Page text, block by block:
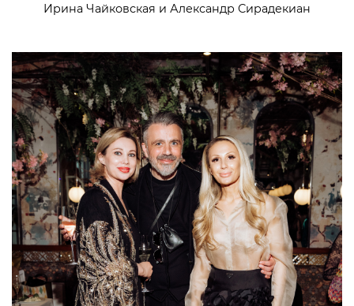
Ирина Чайковская и Александр Сирадекиан